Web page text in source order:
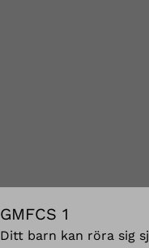
GMFCS 1
Ditt barn kan röra sig